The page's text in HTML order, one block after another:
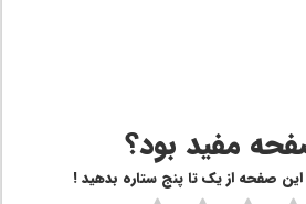
مفید بود؟
این صفحه از یک تا پنج ستاره بدهید !